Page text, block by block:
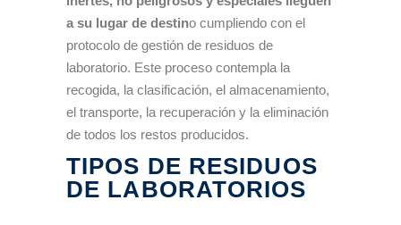
a su lugar de destino cumpliendo con el
protocolo de gestión de residuos de
laboratorio. Este proceso contempla la
recogida, la clasificación, el almacenamiento,
el transporte, la recuperación y la eliminación
de todos los restos producidos.
TIPOS DE RESIDUOS
DE LABORATORIOS